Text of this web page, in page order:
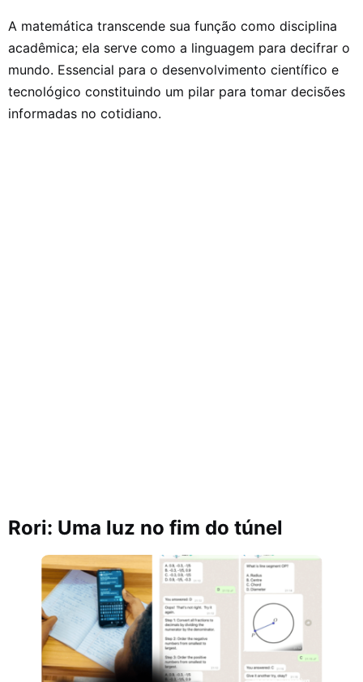
A matemática transcende sua função como disciplina
acadêmica; ela serve como a linguagem para decifrar o
mundo. Essencial para o desenvolvimento científico e
tecnológico constituindo um pilar para tomar decisões
informadas no cotidiano.
Rori: Uma luz no fim do túnel